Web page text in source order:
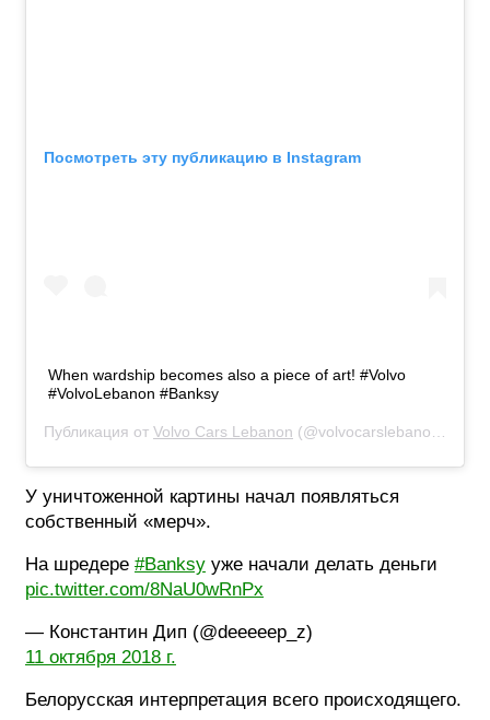
Посмотреть эту публикацию в Instagram
When wardship becomes also a piece of art! #Volvo
#VolvoLebanon #Banksy
Публикация от Volvo Cars Lebanon (@volvocarslebanon)
У уничтоженной картины начал появляться
собственный «мерч».
На шредере #Banksy уже начали делать деньги
pic.twitter.com/8NaU0wRnPx
— Константин Дип (@deeeeep_z)
11 октября 2018 г.
Белорусская интерпретация всего происходящего.